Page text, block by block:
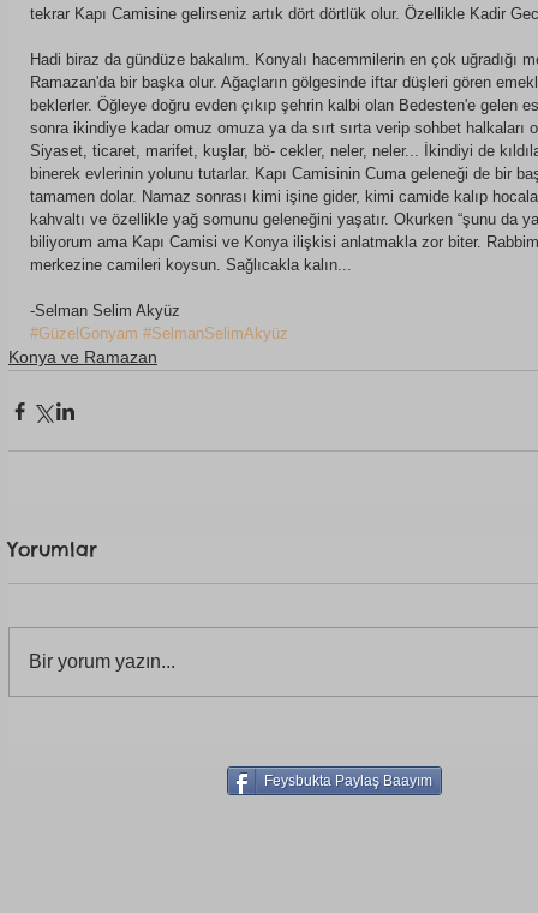
tekrar Kapı Camisine gelirseniz artık dört dörtlük olur. Özellikle Kadir
Hadi biraz da gündüze bakalım. Konyalı hacemmilerin en çok uğradığı
Ramazan'da bir başka olur. Ağaçların gölgesinde iftar düşleri gören
beklerler. Öğleye doğru evden çıkıp şehrin kalbi olan Bedesten'e gelen
sonra ikindiye kadar omuz omuza ya da sırt sırta verip sohbet
Siyaset, ticaret, marifet, kuşlar, bö- cekler, neler, neler... İkindiyi de
binerek evlerinin yolunu tutarlar. Kapı Camisinin Cuma geleneği de bir
tamamen dolar. Namaz sonrası kimi işine gider, kimi camide kalıp
kahvaltı ve özellikle yağ somunu geleneğini yaşatır. Okurken “şunu da
biliyorum ama Kapı Camisi ve Konya ilişkisi anlatmakla zor biter.
merkezine camileri koysun. Sağlıcakla kalın...
-Selman Selim Akyüz
#GüzelGonyam #SelmanSelimAkyüz
Konya ve Ramazan
Yorumlar
Bir yorum yazın...
Feysbukta Paylaş Baayım